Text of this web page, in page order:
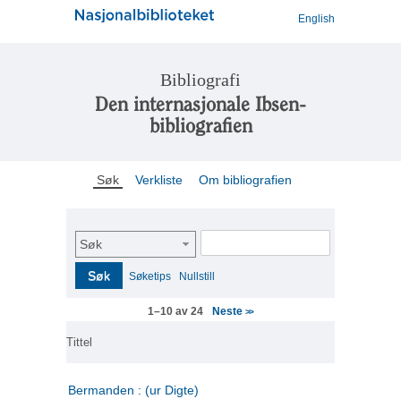
English
Bibliografi
Den internasjonale Ibsen-
bibliografien
Søk Verkliste Om bibliografien
Søk
Søk Søketips Nullstill
1–10 av 24 Neste>>
Tittel
Bermanden : (ur Digte)